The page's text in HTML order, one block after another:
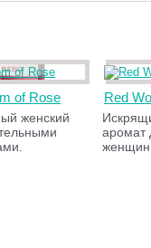
of Rose
женский
Red
аромат